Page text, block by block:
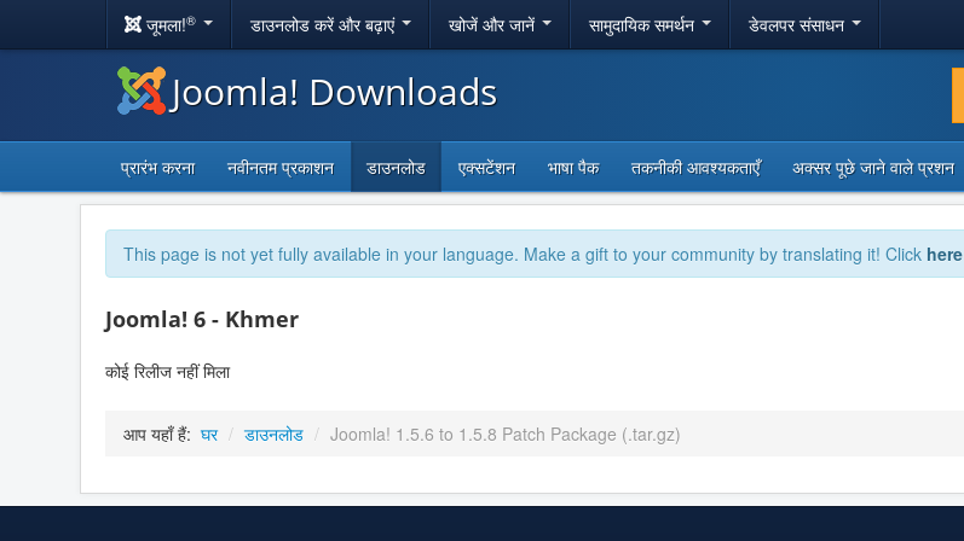
जूमला!® डाउनलोड करें और बढ़ाएं खोजें और जानें सामुदायिक समर्थन डेवलपर संसाधन
Joomla! Downloads
प्रारंभ करना नवीनतम प्रकाशन डाउनलोड एक्सटेंशन भाषा पैक तकनीकी आवश्यकताएँ अक्सर पूछे जाने वाले प्रशन
This page is not yet fully available in your language. Make a gift to your community by translating it! Click here
Joomla! 6 - Khmer
कोई रिलीज नहीं मिला
आप यहाँ हैं: घर / डाउनलोड / Joomla! 1.5.6 to 1.5.8 Patch Package (.tar.gz)